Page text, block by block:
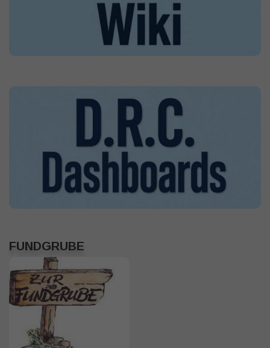
FUNDGRUBE